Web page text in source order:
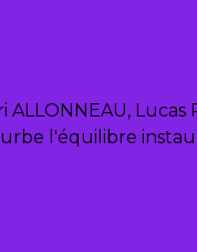
Lucas
l'équilibre